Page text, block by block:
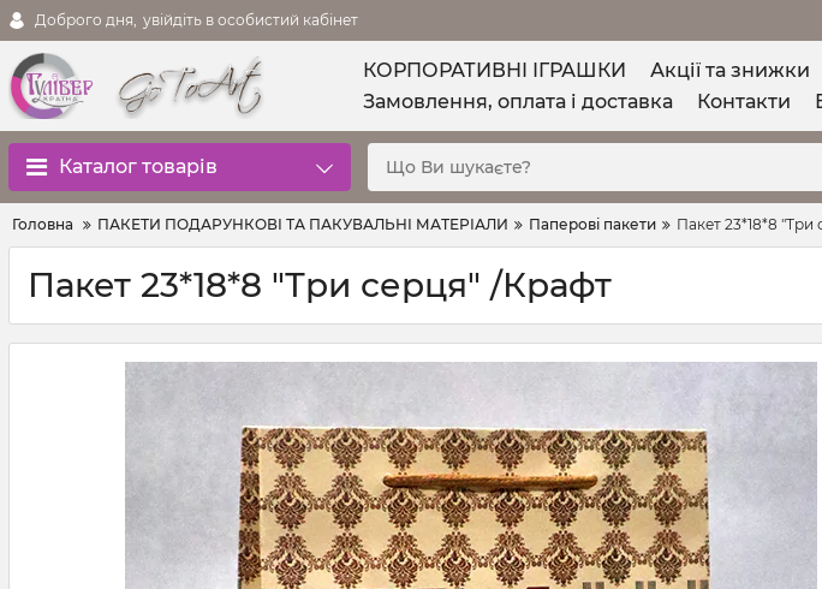
Доброго дня, увійдіть в особистий кабінет
КОРПОРАТИВНІ ІГРАШКИ Акції та знижки
Замовлення, оплата і доставка
Контакти
Каталог товарів
Головна ПАКЕТИ ПОДАРУНКОВІ ТА ПАКУВАЛЬНІ МАТЕРІАЛИ Паперові пакети Пакет 23*18*8 "Три
Пакет 23*18*8 "Три серця" /Крафт